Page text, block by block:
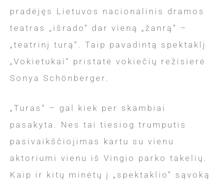
pradėjęs Lietuvos nacionalinis dramos
teatras „išrado“ dar vieną „žanrą“ –
„teatrinį turą“. Taip pavadintą spektaklį
„Vokietukai“ pristatė vokiečių režisierė
Sonya Schönberger.
„Turas“ – gal kiek per skambiai
pasakyta. Nes tai tiesiog trumputis
pasivaikščiojimas kartu su vienu
aktoriumi vienu iš Vingio parko takelių.
Kaip ir kitų minėtų į „spektaklio“ sąvoką